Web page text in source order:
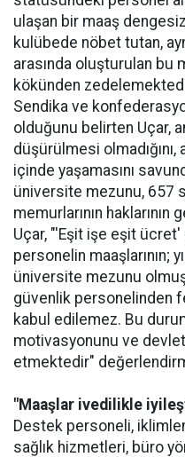
ulaşan bir maaş
kulübede nöbet tutan,
arasında oluşturulan bu
kökünden
Sendika ve
olduğunu belirten Uçar,
düşürülmesi
içinde yaşamasını
üniversite mezunu, 657
memurlarının haklarının
Uçar, "'Eşit işe eşit
personelin maaşlarının;
üniversite mezunu
güvenlik personelinden
kabul edilemez. Bu
motivasyonunu ve
etmektedir"
"Maaşlar ivedilikle
Destek personeli,
sağlık hizmetleri, büro